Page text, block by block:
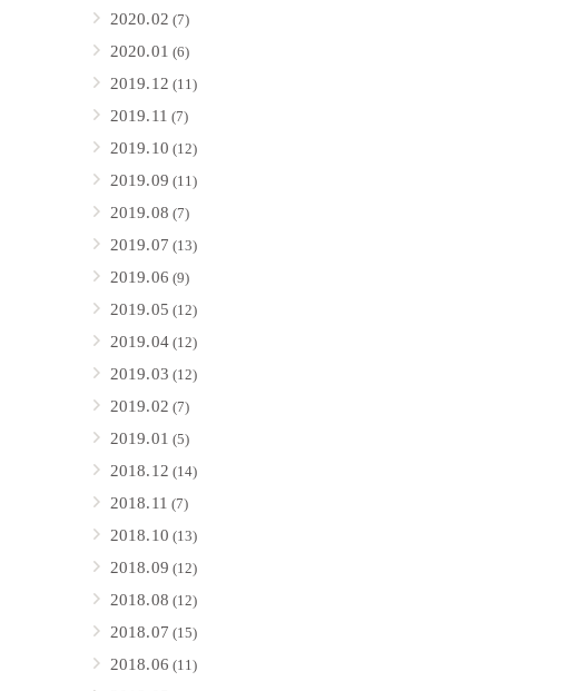
2020.02 (7)
2020.01 (6)
2019.12 (11)
2019.11 (7)
2019.10 (12)
2019.09 (11)
2019.08 (7)
2019.07 (13)
2019.06 (9)
2019.05 (12)
2019.04(12)
2019.03 (12)
2019.02 (7)
2019.01 (5)
2018.12 (14)
2018.11 (7)
2018.10 (13)
2018.09 (12)
2018.08 (12)
2018.07 (15)
2018.06 (11)